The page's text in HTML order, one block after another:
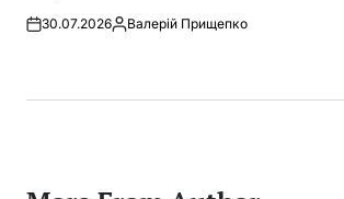
30.07.2026Posted
Валерій Прищепко